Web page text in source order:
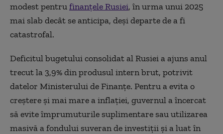
modest pentrufinanțele Rusiei, în urma unui 2025
mai slab decât se anticipa, deși departe de a fi
catastrofal.
Deficitul bugetului consolidat al Rusiei a ajuns anul
trecut la 3,9% din produsul intern brut, potrivit
datelor Ministerului de Finanțe. Pentru a evita o
creștere și mai mare a inflației, guvernul a încercat
să evite împrumuturile suplimentare sau utilizarea
masivă a fondului suveran de investiții și a luat în